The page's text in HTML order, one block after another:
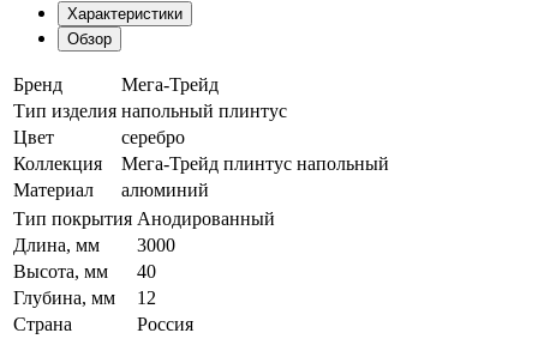
Характеристики
Обзор
Бренд
Мега-Трейд
Тип изделия напольный плинтус
Цвет
серебро
Коллекция
Мега-Трейд плинтус напольный
Материал
алюминий
Тип покрытия Анодированный
Длина, мм
3000
Высота, мм
40
Глубина, мм
12
Страна
Россия